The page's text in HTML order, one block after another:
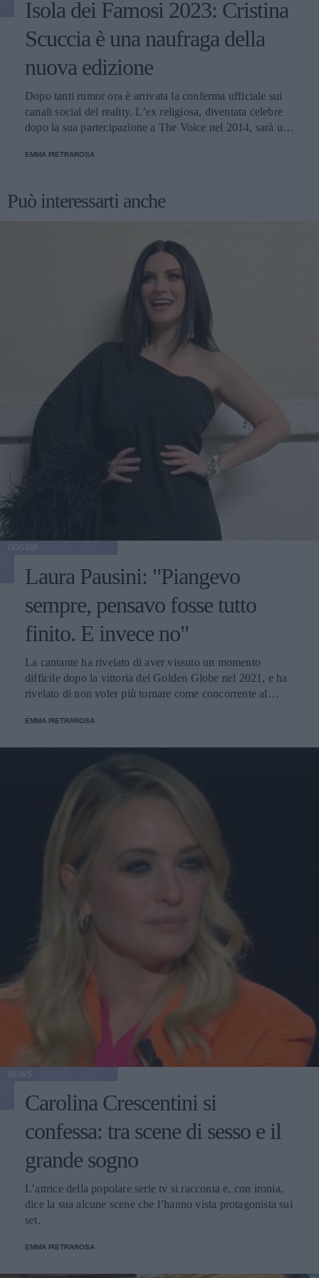
Isola dei Famosi 2023: Cristina
Scuccia è una naufraga della
nuova edizione
Dopo tanti rumor ora è arrivata la conferma ufficiale sui
canali social del reality. L’ex religiosa, diventata celebre
dopo la sua partecipazione a The Voice nel 2014, sarà una
EMMA PIETRAROSA
Può interessarti anche
Laura Pausini: "Piangevo
sempre, pensavo fosse tutto
finito. E invece no"
La cantante ha rivelato di aver vissuto un momento
difficile dopo la vittoria del Golden Globe nel 2021, e ha
rivelato di non voler più tornare come concorrente al
EMMA PIETRAROSA
Carolina Crescentini si
confessa: tra scene di sesso e il
grande sogno
L’attrice della popolare serie tv si racconta e, con ironia,
dice la sua alcune scene che l’hanno vista protagonista sui
set.
EMMA PIETRAROSA